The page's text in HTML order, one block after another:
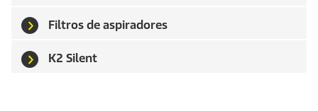
Filtros de aspiradores
K2 Silent